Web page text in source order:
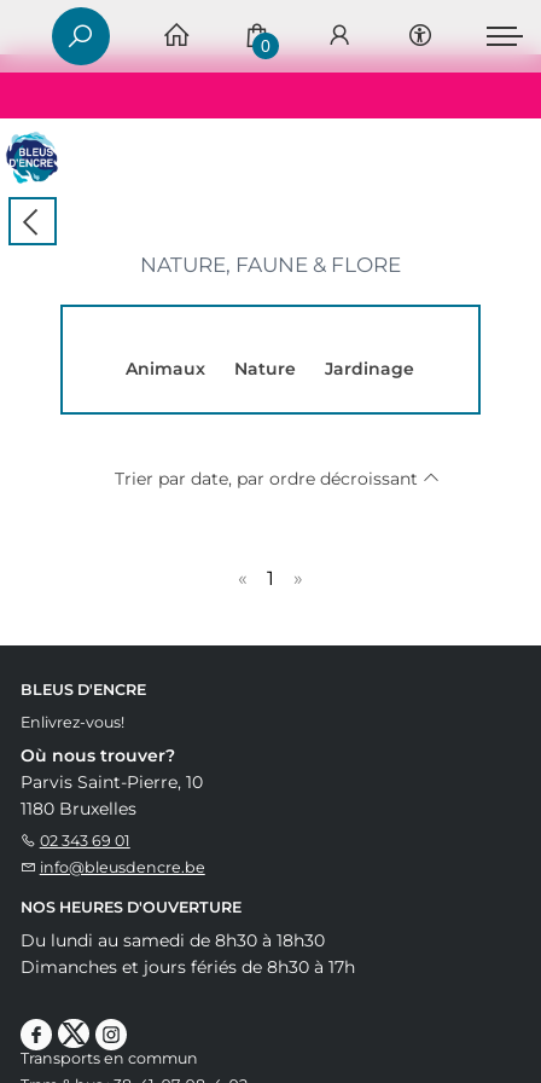
0
NATURE, FAUNE & FLORE
Animaux Nature Jardinage
Trier par date, par ordre décroissant
« 1 »
BLEUS D'ENCRE
Enlivrez-vous!
Où nous trouver?
Parvis Saint-Pierre, 10
1180 Bruxelles
02 343 69 01
info@bleusdencre.be
NOS HEURES D'OUVERTURE
Du lundi au samedi de 8h30 à 18h30
Dimanches et jours fériés de 8h30 à 17h
Transports en commun